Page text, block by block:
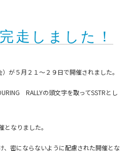
走しました！
が５月２１～２９日で開催されました。
RALLYの頭文字を取ってSSTRとし
なりました。
、密にならないように配慮された開催とな